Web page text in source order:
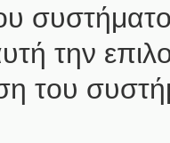
την
του